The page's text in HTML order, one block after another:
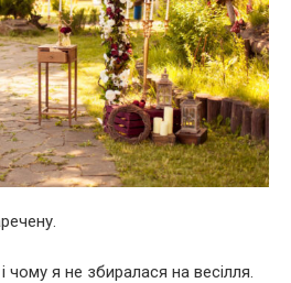
я не збиралася на весілля.